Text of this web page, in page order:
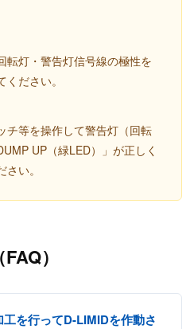
転灯・警告灯信号線の極性を
ださい。
チ等を操作して警告灯（回転
UP（緑LED）」が正しく
い。
）
を行ってD-LIMIDを作動さ